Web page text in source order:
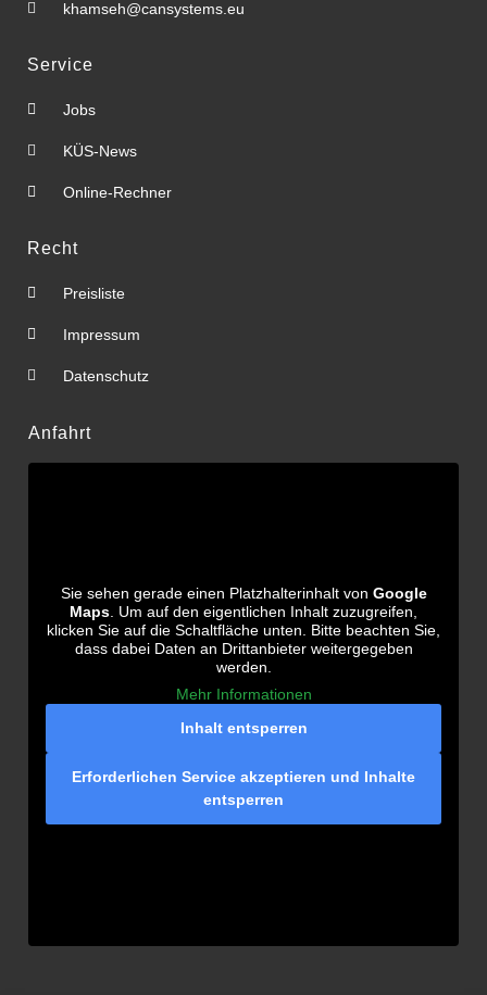
khamseh@cansystems.eu
Service
Jobs
KÜS-News
Online-Rechner
Recht
Preisliste
Impressum
Datenschutz
Anfahrt
Sie sehen gerade einen Platzhalterinhalt von Google
Maps. Um auf den eigentlichen Inhalt zuzugreifen,
klicken Sie auf die Schaltfläche unten. Bitte beachten Sie,
dass dabei Daten an Drittanbieter weitergegeben
werden.
Mehr Informationen
Inhalt entsperren
Erforderlichen Service akzeptieren und Inhalte
entsperren